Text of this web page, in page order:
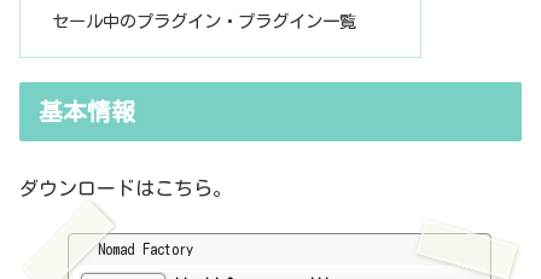
セール中のプラグイン・プラグイン一覧
基本情報
ダウンロードはこちら。
Nomad Factory